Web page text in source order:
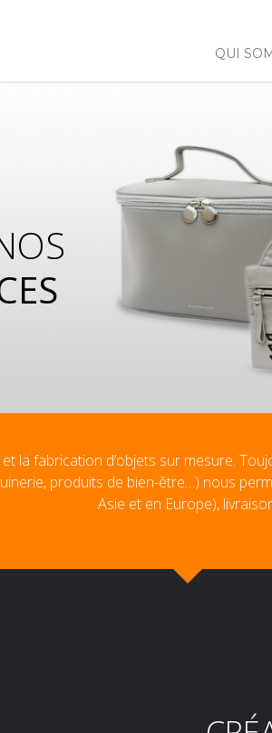
QUI
la fabrication d’objets sur mesure.
produits de bien-être…) nous
Asie et en Europe),